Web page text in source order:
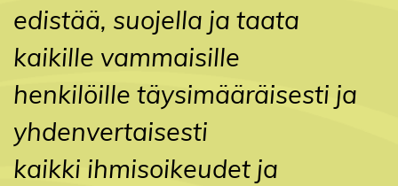
edistää, suojella ja taata
kaikille vammaisille
henkilöille täysimääräisesti ja
yhdenvertaisesti
kaikki ihmisoikeudet ja